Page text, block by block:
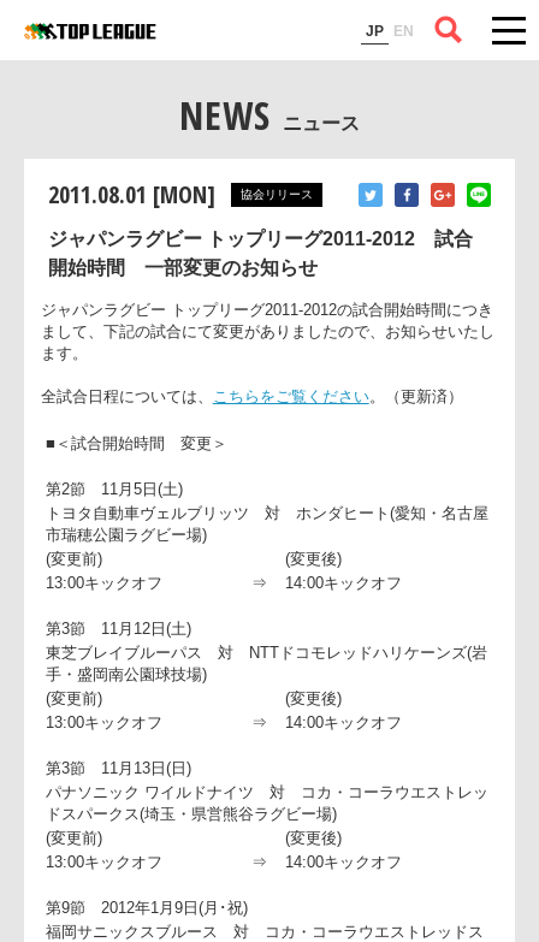
JP EN
コラム
NEWS ニュース
2011.08.01 [MON] 協会リリース
ジャパンラグビー トップリーグ2011-2012 試合
開始時間 一部変更のお知らせ
ジャパンラグビー トップリーグ2011-2012の試合開始時間につ
まして、下記の試合にて変更がありましたので、お知らせいた
ます。
全試合日程については、
■＜試合開始時間 変更＞
第2節 11月5日(土)
トヨタ自動車ヴェルブリッツ 対 ホンダヒート(愛知・名古
市瑞穂公園ラグビー場)
(変更前)
13:00キックオフ ⇒ 14:00キックオフ
第3節 11月12日(土)
東芝ブレイブルーパス 対 NTTドコモレッドハリケーンズ(
(変更前)
13:00キックオフ
⇒ 14:00キックオフ
第3節 11月13日(日)
ドスパークス(埼玉・県営熊谷ラグビー場)
(変更前)
(変更後)